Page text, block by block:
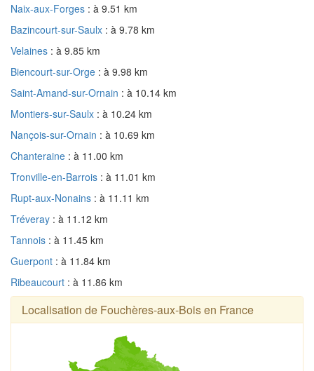
Naix-aux-Forges : à 9.51 km
Bazincourt-sur-Saulx : à 9.78 km
Velaines : à 9.85 km
Biencourt-sur-Orge : à 9.98 km
Saint-Amand-sur-Ornain : à 10.14 km
Montiers-sur-Saulx : à 10.24 km
Nançois-sur-Ornain : à 10.69 km
Chanteraine : à 11.00 km
Tronville-en-Barrois : à 11.01 km
Rupt-aux-Nonains : à 11.11 km
Tréveray : à 11.12 km
Tannois : à 11.45 km
Guerpont : à 11.84 km
Ribeaucourt : à 11.86 km
Localisation de Fouchères-aux-Bois en France